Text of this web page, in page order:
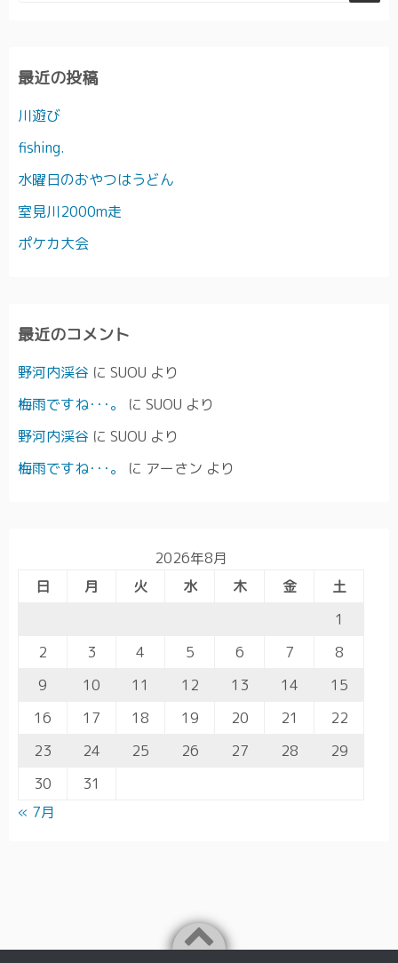
最近の投稿
川遊び
fishing.
水曜日のおやつはうどん
室見川2000m走
ポケカ大会
最近のコメント
野河内渓谷 に SUOU より
梅雨ですね･･･。
に SUOU より
野河内渓谷 に SUOU より
梅雨ですね･･･。
に アーさン より
2026年8月
日
月 火 水 木 金
土
1
2
3 4 5 6 7
8
9
10 11 12 13 14
15
16
17 18 19 20 21
22
23
24 25 26 27 28
29
30
31
« 7月